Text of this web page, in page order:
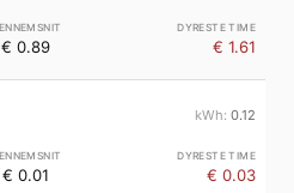
€ 0.89 € 1.61
0.12
€ 0.01 € 0.03